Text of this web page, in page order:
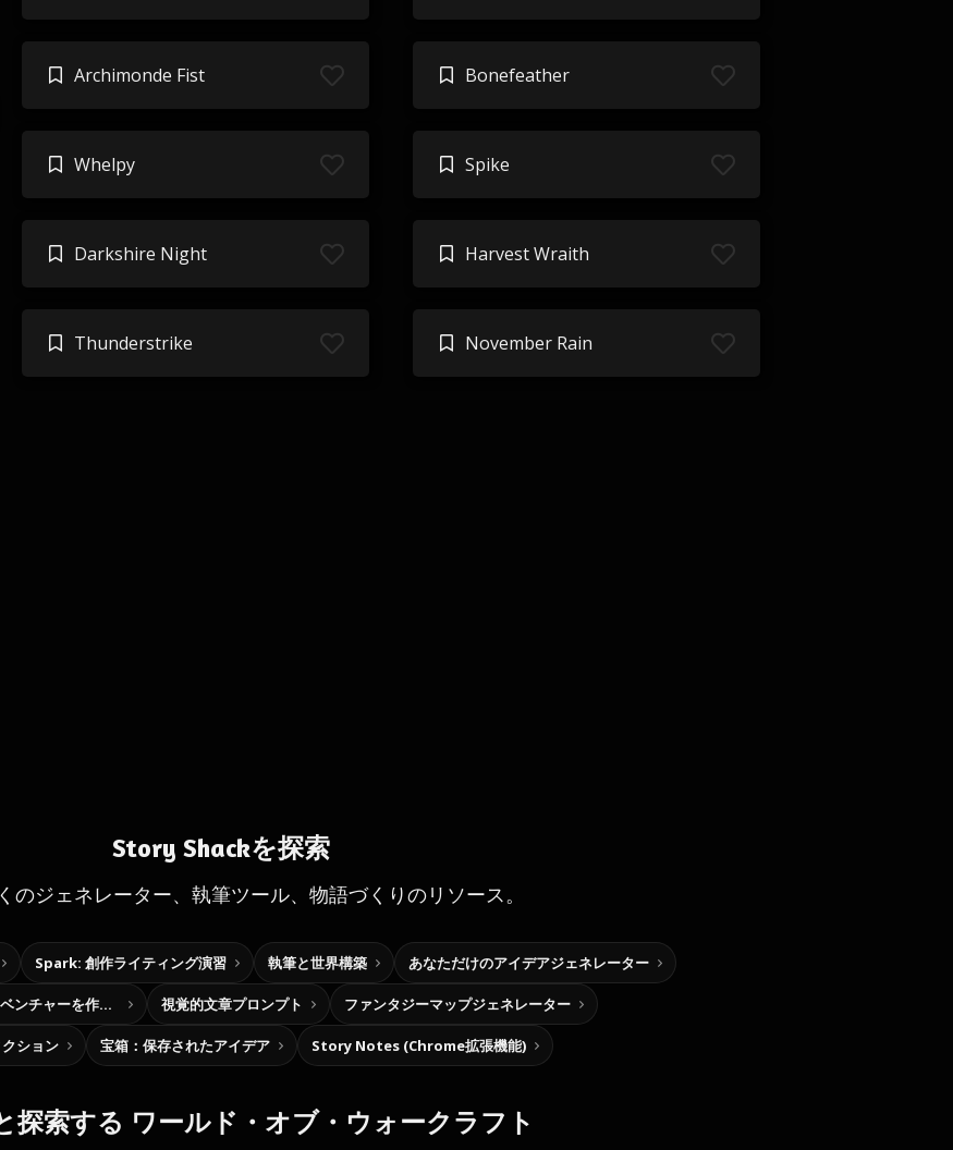
Archimonde Fist Bonefeather
Whelpy Spike
Darkshire Night Harvest Wraith
Thunderstrike November Rain
Story Shackを探索
のジェネレーター、執筆ツール、物語づくりのリソース。
Spark: 創作ライティング演習 執筆と世界構築 あなただけのアイデアジェネレーター
自分だけの選択型アドベンチャーを作ろう 視覚的文章プロンプト ファンタジーマップジェネレーター
ション 宝箱：保存されたアイデア Story Notes (Chrome拡張機能)
探索する ワールド・オブ・ウォークラフト